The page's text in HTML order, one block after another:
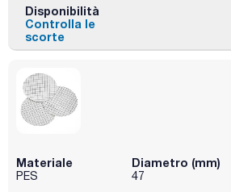
Disponibilità
Controlla le
scorte
Materiale
PES
Diametro (mm)
47